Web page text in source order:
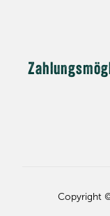
Copyright